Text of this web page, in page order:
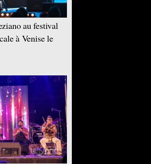
au festival
à Venise le